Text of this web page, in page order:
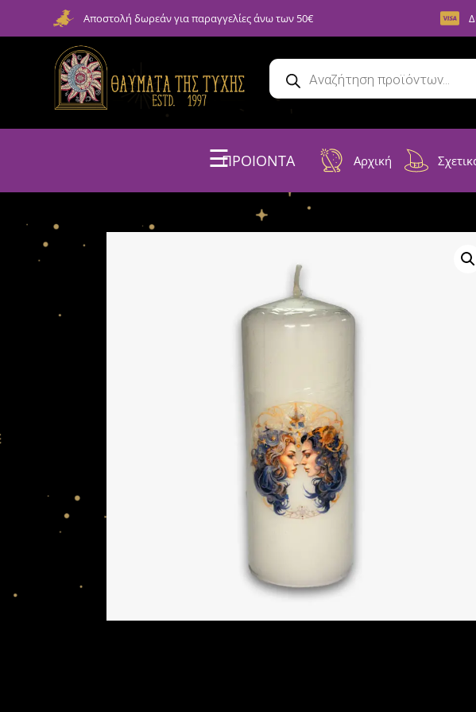
Αποστολή δωρεάν για παραγγελίες άνω των 50€
☰ΠΡΟΙΟΝΤΑ Αρχική